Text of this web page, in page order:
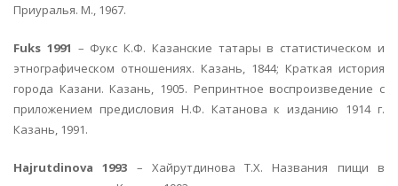
Приуралья. М., 1967.
Fuks 1991 – Фукс К.Ф. Казанские татары в статистическом и
этнографическом отношениях. Казань, 1844; Краткая история
города Казани. Казань, 1905. Репринтное воспроизведение с
приложением предисловия Н.Ф. Катанова к изданию 1914 г.
Казань, 1991.
Hajrutdinova 1993 – Хайрутдинова Т.Х. Названия пищи в